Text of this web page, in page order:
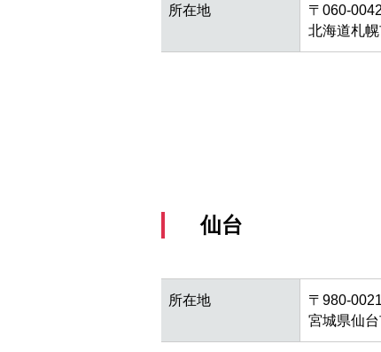
所在地
〒060-0042
北海道札
仙台
所在地
〒980-0021
宮城県仙